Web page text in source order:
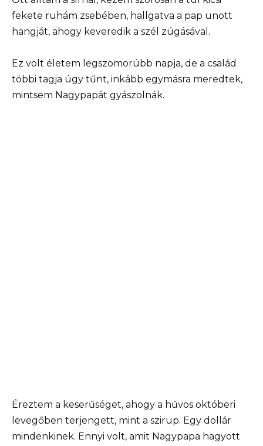
fekete ruhám zsebében, hallgatva a pap unott
hangját, ahogy keveredik a szél zúgásával.
Ez volt életem legszomorúbb napja, de a család
többi tagja úgy tűnt, inkább egymásra meredtek,
mintsem Nagypapát gyászolnák.
Éreztem a keserűséget, ahogy a hűvös októberi
levegőben terjengett, mint a szirup. Egy dollár
mindenkinek. Ennyi volt, amit Nagypapa hagyott